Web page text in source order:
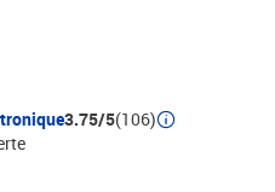
qualité et de précision. Code
Marque : rOtring
3.75/5(106)